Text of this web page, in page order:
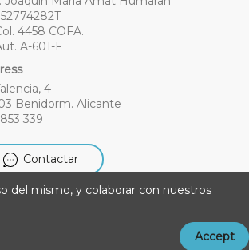
4458 COFA.
A-601-F
4
Benidorm. Alicante
339
Contactar
del mismo, y colaborar con nuestros
Accept